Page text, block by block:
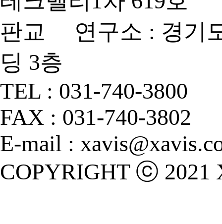
판교 연구소 : 경기
딩 3층
TEL : 031-740-3800
FAX : 031-740-3802
E-mail :
COPYRIGHT ⓒ 2021